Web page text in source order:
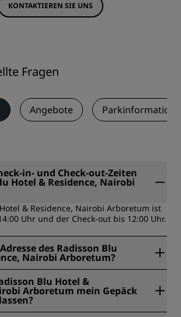
KONTAKTIEREN SIE UNS
Fragen
Angebote
in- und Check-out-Zeiten
Hotel & Residence, Nairobi
& Residence, Nairobi Arboretum ist
Uhr und der Check-out bis 12:00 Uhr.
des Radisson Blu
Nairobi Arboretum?
Park Lane, Nairobi, Kenia.
Blu Hotel &
Arboretum mein Gepäck